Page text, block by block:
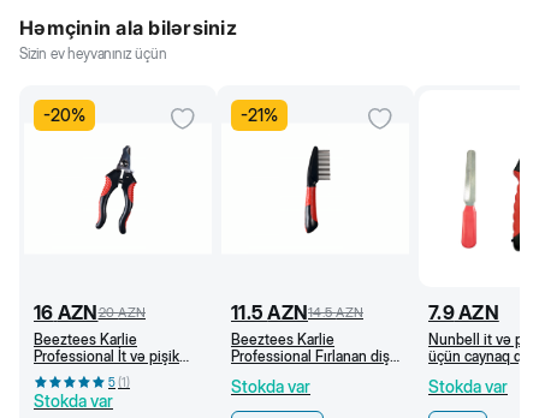
Həmçinin ala bilərsiniz
Sizin ev heyvanınız üçün
-20%
16 AZN20 AZN
Beeztees Karlie
Professional İt və pişik
üçün caynaq qayçısı (L)
5(1)
Stokda var
-21%
11.5 AZN14.5 AZN
Beeztees Karlie
Professional Fırlanan dişli
Stokda var
7.9AZN
Nunbell it və
üçün caynaq
Stokda var